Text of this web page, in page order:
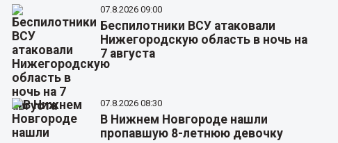
07.8.2026 09:00
Беспилотники ВСУ атаковали
Нижегородскую область в ночь на
7 августа
07.8.2026 08:30
В Нижнем Новгороде нашли
пропавшую 8-летнюю девочку